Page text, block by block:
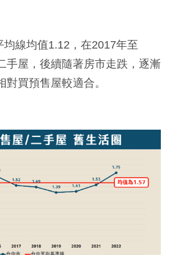
均線均值1.12，在2017年至
手屋，後續隨著房市走跌，逐漸
買預售屋較適合。